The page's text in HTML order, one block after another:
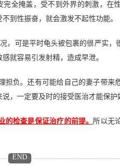
掩盖，受不到外界的刺激，在
到性振奋，就会激发不起性功能。
可是平时龟头被包裹的很严实，
就容易引发射精，造成早泄。
。还有可能给自己的妻子带来
，一定要及时的接受医治才能保护
检查是保证治疗的前提。 所以无
END